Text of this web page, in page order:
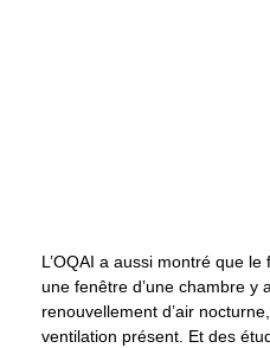
L’OQAI a aussi montré que
une fenêtre d’une chambre y
renouvellement d’air
ventilation présent. Et des